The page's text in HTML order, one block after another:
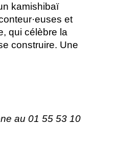
kamishibaï
·euses et
qui célèbre la
construire. Une
au 01 55 53 10